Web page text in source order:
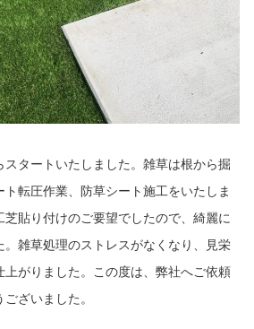
タートいたしました。雑草は根から掘
ト転圧作業、防草シート施工をいたしま
芝貼り付けのご要望でしたので、綺麗に
。雑草処理のストレスがなくなり、見栄
上がりました。この度は、弊社へご依頼
ざいました。